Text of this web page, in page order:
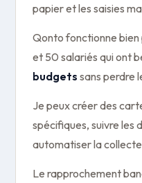
papier et les saisies
Qonto fonctionne bien
et 50 salariés qui ont
budgets sans perdre
Je peux créer des
spécifiques, suivre les
automatiser la
Le rapprochement